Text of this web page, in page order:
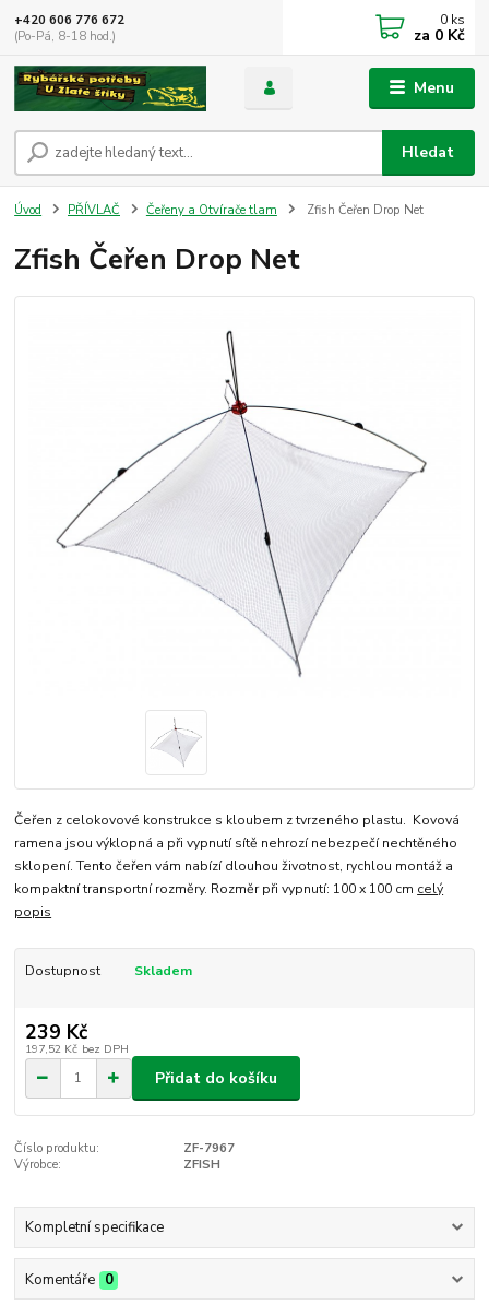
Menu
Hledat
+420 606 776 672
(Po-Pá, 8-18 hod.)
0 ks
za 0 Kč
Úvod PŘÍVLAČ Čeřeny a Otvírače tlam Zfish Čeřen Drop Net
Zfish Čeřen Drop Net
Čeřen z celokovové konstrukce s kloubem z tvrzeného plastu. Kovová
ramena jsou výklopná a při vypnutí sítě nehrozí nebezpečí nechtěného
sklopení. Tento čeřen vám nabízí dlouhou životnost, rychlou montáž a
kompaktní transportní rozměry. Rozměr při vypnutí: 100 x 100 cm celý
popis
Dostupnost Skladem
239 Kč
197,52 Kč bez DPH
Přidat do košíku
Číslo produktu:
ZF-7967
Výrobce:
ZFISH
Kompletní specifikace
Komentáře 0